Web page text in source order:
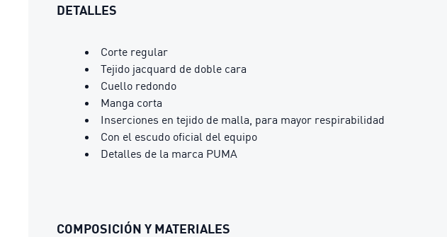
DETALLES
Corte regular
Tejido jacquard de doble cara
Cuello redondo
Manga corta
Inserciones en tejido de malla, para mayor respirabilidad
Con el escudo oficial del equipo
Detalles de la marca PUMA
COMPOSICIÓN Y MATERIALES